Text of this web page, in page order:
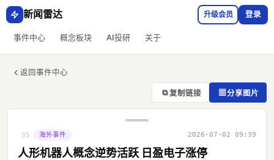
新闻雷达
事件中心 概念板块 AI投研 关于
升级会员 登录
返回事件中心
⧉ 复制链接 ▦分享图片
35 海外事件 2026-07-02 09:39
人形机器人概念逆势活跃 日盈电子涨停